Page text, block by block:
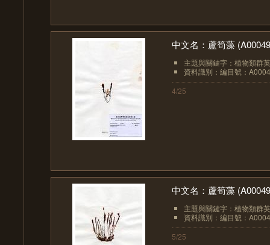
中文名：蘆筍藻
主題與關鍵字：植物類群
資料識別：編目號：
4/25
中文名：蘆筍藻
主題與關鍵字：植物類群
資料識別：編目號：
5/25